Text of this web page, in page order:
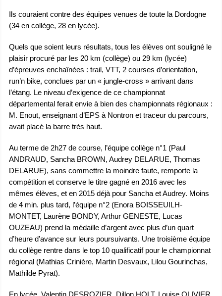
Ils couraient contre des équipes venues de toute la Dordogne
(34 en collège, 28 en lycée).
Quels que soient leurs résultats, tous les élèves ont souligné le
plaisir procuré par les 20 km (collège) ou 29 km (lycée)
d’épreuves enchaînées : trail, VTT, 2 courses d’orientation,
run’n bike, conclues par un « jungle-cross » arrivant dans
l’étang. Le niveau d’exigence de ce championnat
départemental ferait envie à bien des championnats régionaux :
M. Enout, enseignant d’EPS à Nontron et traceur du parcours,
avait placé la barre très haut.
Au terme de 2h27 de course, l’équipe collège n°1 (Paul
ANDRAUD, Sancha BROWN, Audrey DELARUE, Thomas
DELARUE), sans commettre la moindre faute, remporte la
compétition et conserve le titre gagné en 2016 avec les
mêmes élèves, et en 2015 déjà pour Sancha et Audrey. Moins
de 4 min. plus tard, l’équipe n°2 (Enora BOISSEUILH-
MONTET, Laurène BONDY, Arthur GENESTE, Lucas
OUZEAU) prend la médaille d’argent avec plus d’un quart
d’heure d’avance sur leurs poursuivants. Une troisième équipe
du collège rentre dans le top 10 qualificatif pour le championnat
régional (Mathias Crinière, Martin Desvaux, Lilou Gourinchas,
Mathilde Pyrat).